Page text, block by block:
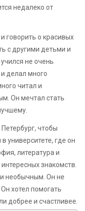
недалеко от
говорить о красивых
с другими детьми и
не очень
делал много
читал и
Он мечтал стать
чтобы
университете, где он
литература и
знакомств.
необычным. Он не
хотел помогать
добрее и счастливее.